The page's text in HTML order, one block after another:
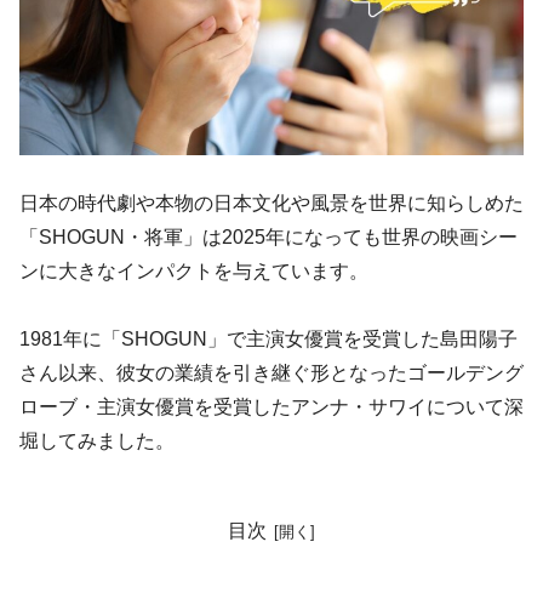
日本の時代劇や本物の日本文化や風景を世界に知らしめた
「SHOGUN・将軍」は2025年になっても世界の映画シー
ンに大きなインパクトを与えています。
1981年に「SHOGUN」で主演女優賞を受賞した島田陽子
さん以来、彼女の業績を引き継ぐ形となったゴールデング
ローブ・主演女優賞を受賞したアンナ・サワイについて深
堀してみました。
目次